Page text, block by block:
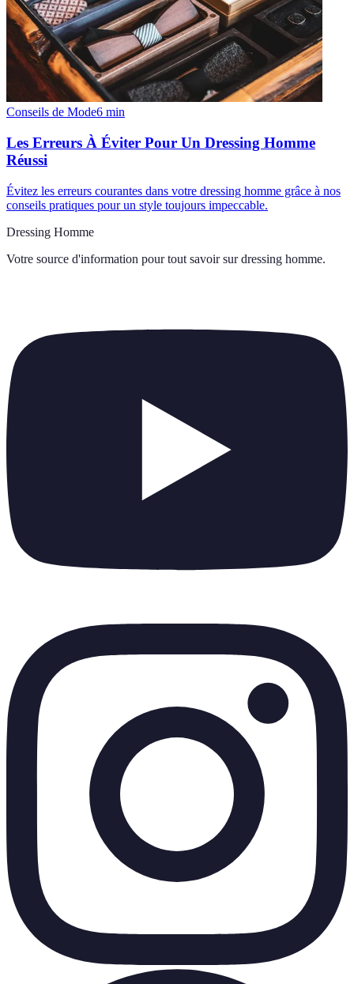
Conseils de Mode6 min
Les Erreurs À Éviter Pour Un Dressing Homme
Réussi
Évitez les erreurs courantes dans votre dressing homme grâce à nos
conseils pratiques pour un style toujours impeccable.
Dressing Homme
Votre source d'information pour tout savoir sur dressing homme.